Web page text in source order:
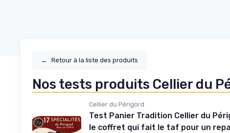
← Retour à la liste des produits
Nos tests produits Cellier du
Cellier du Périgord
Test Panier Tradition Cellier du
le coffret qui fait le taf pour un